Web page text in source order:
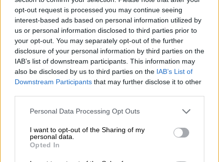
opt-out request is processed you may continue seeing
interest-based ads based on personal information utilized by
us or personal information disclosed to third parties prior to
your opt-out. You may separately opt-out of the further
disclosure of your personal information by third parties on the
IAB’s list of downstream participants. This information may
also be disclosed by us to third parties on the IAB’s List of
Downstream Participants that may further disclose it to other
Please note that this website/app uses one or more Google
not limited to your visit or usage behaviour. You may click to
grant or deny consent to Google and its third-party tags to
use your data for below specified purposes in below Google
consent section.
Personal Data Processing Opt Outs
I want to opt-out of the Sharing of my
personal data.
Opted In
Το υπουργικό συμβούλιο ενέκρινε τη
συμφωνία εκεχειρίας στη Γάζα
Ηισραηλινή κυβέρνησηεπικύρωσε τα
ξημερώματα του Σαββάτου (18/1) τη
συμφωνία εκεχειρίας στηΛωρίδα της Γάζας
που προβλέπει την απελευθέρωση ομήρων
όπως ανακοίνωσε το γραφείο του
πρωθυπουργούΝετανιάχου.
Η συνεδρίαση του